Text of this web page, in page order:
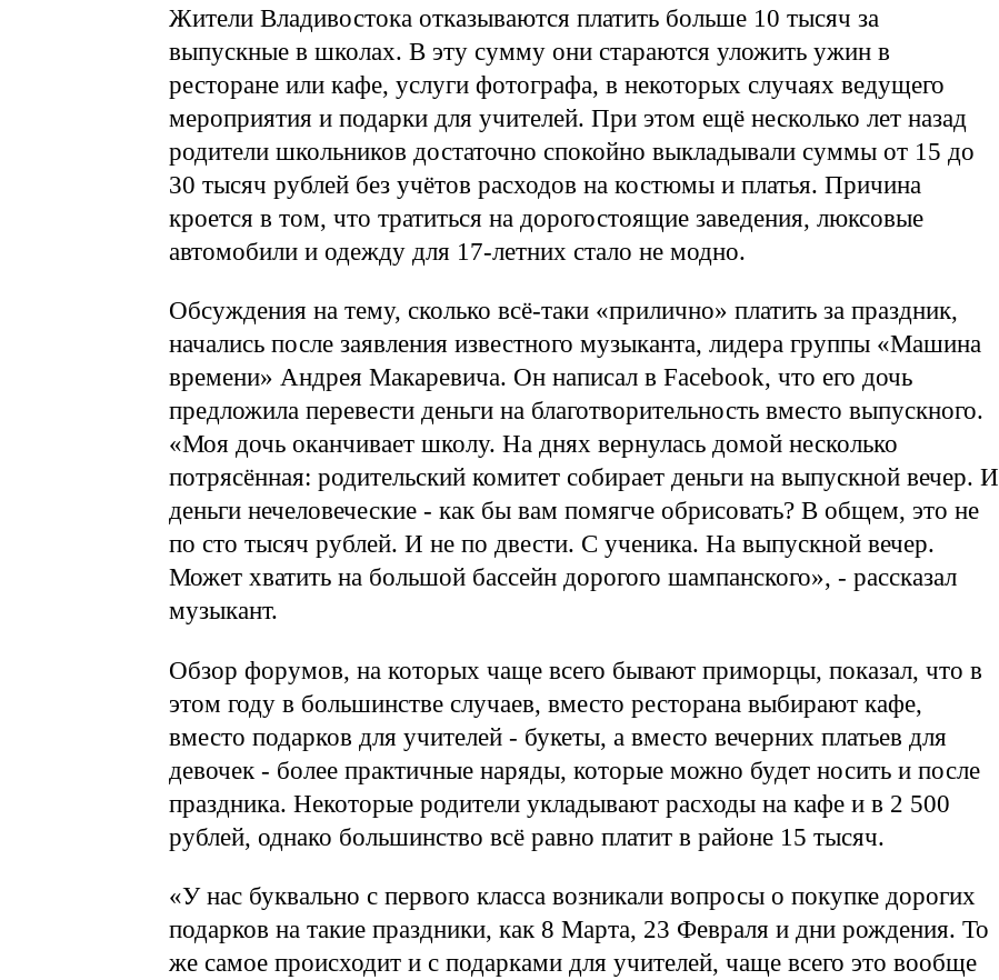
Жители Владивостока отказываются платить больше 10 тысяч за
выпускные в школах. В эту сумму они стараются уложить ужин в
ресторане или кафе, услуги фотографа, в некоторых случаях ведущего
мероприятия и подарки для учителей. При этом ещё несколько лет назад
родители школьников достаточно спокойно выкладывали суммы от 15 до
30 тысяч рублей без учётов расходов на костюмы и платья. Причина
кроется в том, что тратиться на дорогостоящие заведения, люксовые
автомобили и одежду для 17-летних стало не модно.
Обсуждения на тему, сколько всё-таки «прилично» платить за праздник,
начались после заявления известного музыканта, лидера группы «Машина
времени» Андрея Макаревича. Он написал в Facebook, что его дочь
предложила перевести деньги на благотворительность вместо выпускного.
«Моя дочь оканчивает школу. На днях вернулась домой несколько
потрясённая: родительский комитет собирает деньги на выпускной вечер. И
деньги нечеловеческие - как бы вам помягче обрисовать? В общем, это не
по сто тысяч рублей. И не по двести. С ученика. На выпускной вечер.
Может хватить на большой бассейн дорогого шампанского», - рассказал
музыкант.
Обзор форумов, на которых чаще всего бывают приморцы, показал, что в
этом году в большинстве случаев, вместо ресторана выбирают кафе,
вместо подарков для учителей - букеты, а вместо вечерних платьев для
девочек - более практичные наряды, которые можно будет носить и после
праздника. Некоторые родители укладывают расходы на кафе и в 2 500
рублей, однако большинство всё равно платит в районе 15 тысяч.
«У нас буквально с первого класса возникали вопросы о покупке дорогих
подарков на такие праздники, как 8 Марта, 23 Февраля и дни рождения. То
же самое происходит и с подарками для учителей, чаще всего это вообще